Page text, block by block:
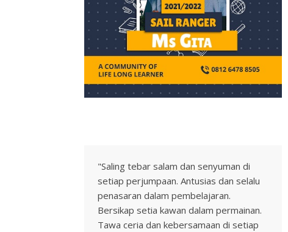
"Saling tebar salam dan senyuman di
setiap perjumpaan. Antusias dan selalu
penasaran dalam pembelajaran.
Bersikap setia kawan dalam permainan.
Tawa ceria dan kebersamaan di setiap